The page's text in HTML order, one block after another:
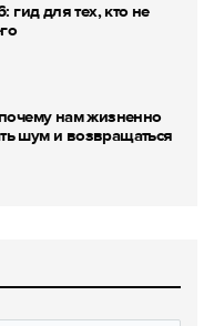
гид для тех, кто не
нам жизненно
шум и возвращаться